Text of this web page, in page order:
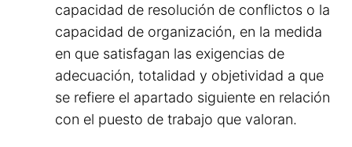
capacidad de resolución de conflictos o la
capacidad de organización, en la medida
en que satisfagan las exigencias de
adecuación, totalidad y objetividad a que
se refiere el apartado siguiente en relación
con el puesto de trabajo que valoran.